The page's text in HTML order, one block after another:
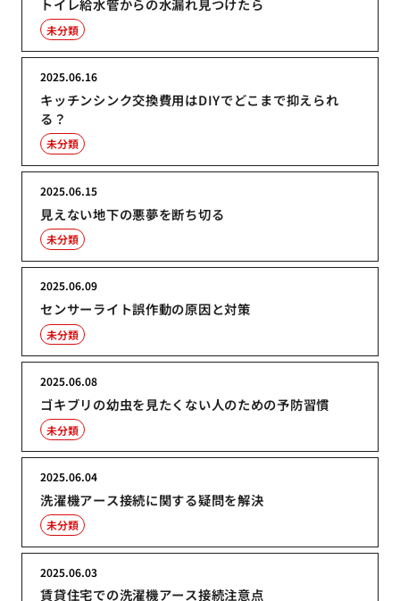
トイレ給水管からの水漏れ見つけたら
未分類
キッチンシンク交換費用はDIYでどこまで抑えられ
る？
2025.06.16
未分類
見えない地下の悪夢を断ち切る
2025.06.15
未分類
センサーライト誤作動の原因と対策
2025.06.09
未分類
ゴキブリの幼虫を見たくない人のための予防習慣
2025.06.08
未分類
洗濯機アース接続に関する疑問を解決
2025.06.04
未分類
賃貸住宅での洗濯機アース接続注意点
2025.06.03